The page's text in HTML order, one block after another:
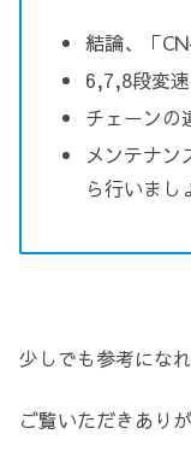
結論、「
6,7,8段変
チェーンの
メンテナン
ら行いまし
少しでも参考にな
ご覧いただきあり